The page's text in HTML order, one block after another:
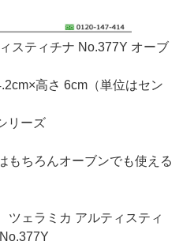
スティチナ No.377Y オーブ
高さ 6cm（単位はセン
リーズ
もちろんオーブンでも使える
ツェラミカ アルティスティ